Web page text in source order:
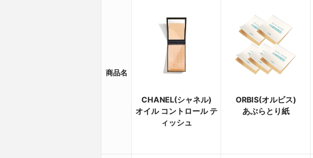
商品名
CHANEL(シャネル)
オイル コントロール テ
ィッシュ
ORBIS(オルビス)
あぶらとり紙